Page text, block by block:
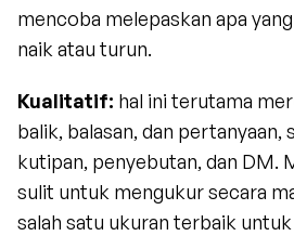
mencoba melepaskan apa
naik atau turun.
Kualitatif: hal ini terutama
balik, balasan, dan
kutipan, penyebutan, dan DM.
sulit untuk mengukur secara
salah satu ukuran terbaik